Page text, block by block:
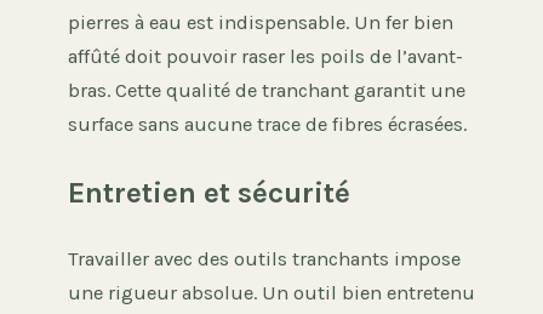
pierres à eau est indispensable. Un fer bien
affûté doit pouvoir raser les poils de l’avant-
bras. Cette qualité de tranchant garantit une
surface sans aucune trace de fibres écrasées.
Entretien et sécurité
Travailler avec des outils tranchants impose
une rigueur absolue. Un outil bien entretenu